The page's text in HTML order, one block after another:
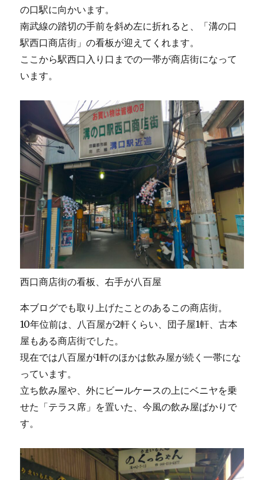
の口駅に向かいます。
南武線の踏切の手前を斜め左に折れると、「溝の口
駅西口商店街」の看板が迎えてくれます。
ここから駅西口入り口までの一帯が商店街になって
います。
西口商店街の看板、右手が八百屋
本ブログでも取り上げたことのあるこの商店街。
10年位前は、八百屋が2軒くらい、団子屋1軒、古本
屋もある商店街でした。
現在では八百屋が1軒のほかは飲み屋が続く一帯にな
っています。
立ち飲み屋や、外にビールケースの上にベニヤを乗
せた「テラス席」を置いた、今風の飲み屋ばかりで
す。